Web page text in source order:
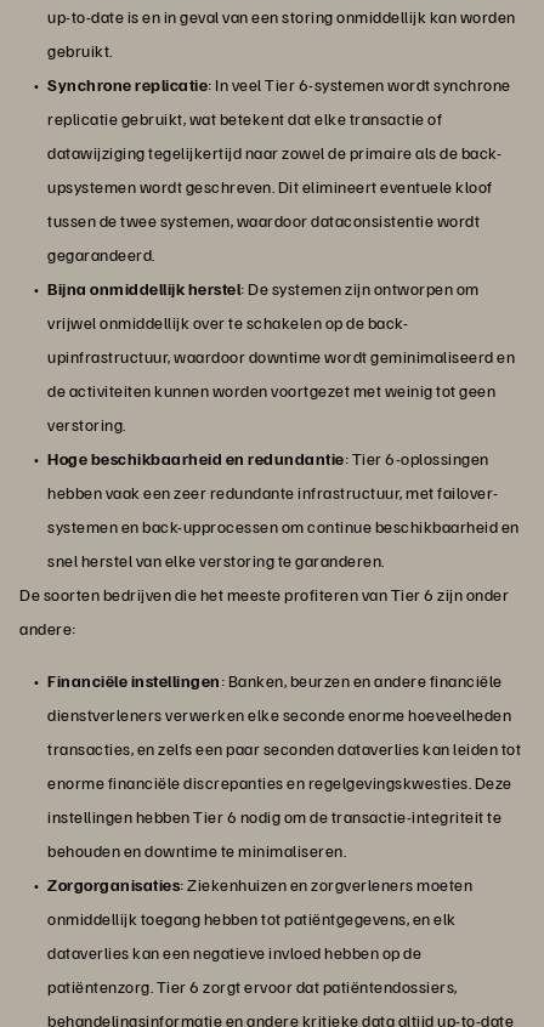
up-to-date is en in geval van een storing onmiddellijk kan worden
gebruikt.
Synchrone replicatie: In veel Tier 6-systemen wordt synchrone
replicatie gebruikt, wat betekent dat elke transactie of
datawijziging tegelijkertijd naar zowel de primaire als de back-
upsystemen wordt geschreven. Dit elimineert eventuele kloof
tussen de twee systemen, waardoor dataconsistentie wordt
gegarandeerd.
Bijna onmiddellijk herstel: De systemen zijn ontworpen om
vrijwel onmiddellijk over te schakelen op de back-
upinfrastructuur, waardoor downtime wordt geminimaliseerd en
de activiteiten kunnen worden voortgezet met weinig tot geen
verstoring.
Hoge beschikbaarheid en redundantie: Tier 6-oplossingen
hebben vaak een zeer redundante infrastructuur, met failover-
systemen en back-upprocessen om continue beschikbaarheid en
snel herstel van elke verstoring te garanderen.
De soorten bedrijven die het meeste profiteren van Tier 6 zijn onder
andere:
Financiële instellingen: Banken, beurzen en andere financiële
dienstverleners verwerken elke seconde enorme hoeveelheden
transacties, en zelfs een paar seconden dataverlies kan leiden tot
enorme financiële discrepanties en regelgevingskwesties. Deze
instellingen hebben Tier 6 nodig om de transactie-integriteit te
behouden en downtime te minimaliseren.
Zorgorganisaties: Ziekenhuizen en zorgverleners moeten
onmiddellijk toegang hebben tot patiëntgegevens, en elk
dataverlies kan een negatieve invloed hebben op de
patiëntenzorg. Tier 6 zorgt ervoor dat patiëntendossiers,
behandelingsinformatie en andere kritieke data altijd up-to-date